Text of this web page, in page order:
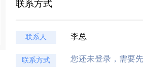
联系方式
联系人 李总
联系方式 您还未登录，需要